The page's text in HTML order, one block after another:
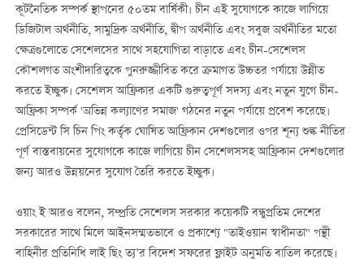
কূটনৈতিক সম্পর্ক স্থাপনের ৫০তম বার্ষিকী। চীন এই সুযোগকে কাজে লাগিয়ে
ডিজিটাল অর্থনীতি, সামুদ্রিক অর্থনীতি, দ্বীপ অর্থনীতি এবং সবুজ অর্থনীতির মতো
ক্ষেত্রগুলোতে সেশেলসের সাথে সহযোগিতা বাড়াতে এবং চীন-সেশেলস
কৌশলগত অংশীদারিত্বকে পুনরুজ্জীবিত করে ক্রমাগত উচ্চতর পর্যায়ে উন্নীত
করতে ইচ্ছুক। সেশেলস আফ্রিকার একটি গুরুত্বপূর্ণ সদস্য এবং নতুন যুগে চীন-
আফ্রিকা সম্পর্ক 'অভিন্ন কল্যাণের সমাজ' গঠনের নতুন পর্যায়ে প্রবেশ করেছে।
প্রেসিডেন্ট সি চিন পিং কর্তৃক ঘোষিত আফ্রিকান দেশগুলোর ওপর শূন্য শুল্ক নীতির
পূর্ণ বাস্তবায়নের সুযোগকে কাজে লাগিয়ে চীন সেশেলসসহ আফ্রিকান দেশগুলোর
জন্য আরও উন্নয়নের সুযোগ তৈরি করতে ইচ্ছুক।
ওয়াং ই আরও বলেন, সম্প্রতি সেশেলস সরকার কয়েকটি বন্ধুপ্রতিম দেশের
সরকারের সাথে মিলে আইনসম্মতভাবে ও প্রকাশ্যে "তাইওয়ান স্বাধীনতা" পন্থী
বাহিনীর প্রতিনিধি লাই ছিং ত্য’র বিদেশ সফরের ফ্লাইট অনুমতি বাতিল করেছে।